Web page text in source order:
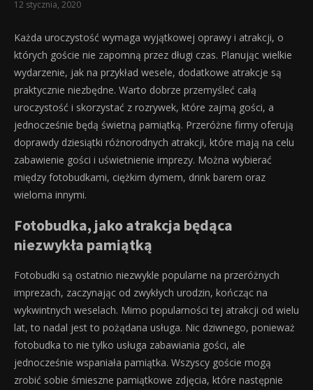
12 stycznia, 2020
Każda uroczystość wymaga wyjątkowej oprawy i atrakcji, o
których goście nie zapomną przez długi czas. Planując wielkie
wydarzenie, jak na przykład wesele, dodatkowe atrakcje są
praktycznie niezbędne. Warto dobrze przemyśleć całą
uroczystość i skorzystać z rozrywek, które zajmą gości, a
jednocześnie będą świetną pamiątką. Przeróżne firmy oferują
doprawdy dziesiątki różnorodnych atrakcji, które mają na celu
zabawienie gości i uświetnienie imprezy. Można wybierać
między fotobudkami, ciężkim dymem, drink barem oraz
wieloma innymi.
Fotobudka, jako atrakcja będąca
niezwykła pamiątką
Fotobudki są ostatnio niezwykle popularne na przeróżnych
imprezach, zaczynając od zwykłych urodzin, kończąc na
wykwintnych weselach. Mimo popularności tej atrakcji od wielu
lat, to nadal jest to pożądana usługa. Nic dziwnego, ponieważ
fotobudka to nie tylko usługa zabawiania gości, ale
jednocześnie wspaniała pamiątka. Wszyscy goście mogą
zrobić sobie śmieszne pamiątkowe zdjęcia, które następnie